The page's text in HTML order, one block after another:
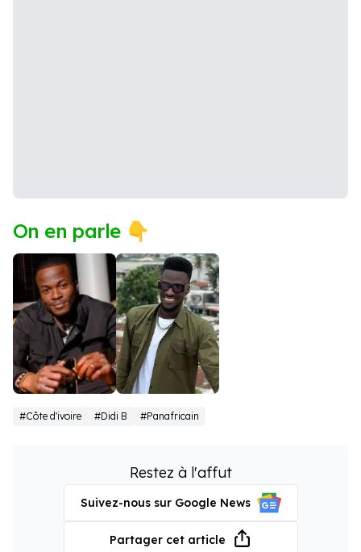
On en parle 👇
Debordo
Suspect 95
#Côte d'ivoire #Didi B #Panafricain
Restez à l'affut
Suivez-nous sur Google News
Partager cet article